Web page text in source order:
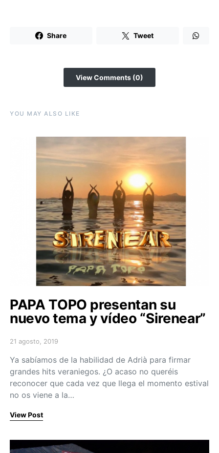
Share Tweet
View Comments (0)
YOU MAY ALSO LIKE
PAPA TOPO presentan su
nuevo tema y vídeo “Sirenear”
Posted on
21 agosto, 2019
Ya sabíamos de la habilidad de Adrià para firmar
grandes hits veraniegos. ¿O acaso no queréis
reconocer que cada vez que llega el momento estival
no os viene a la…
View Post